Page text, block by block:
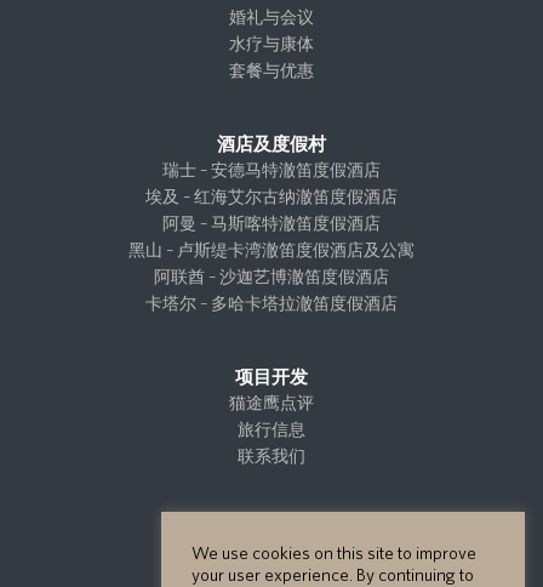
婚礼与会议
水疗与康体
套餐与优惠
酒店及度假村
瑞士 – 安德马特澈笛度假酒店
埃及 – 红海艾尔古纳澈笛度假酒店
阿曼 – 马斯喀特澈笛度假酒店
黑山 – 卢斯缇卡湾澈笛度假酒店及公寓
阿联酋 – 沙迦艺博澈笛度假酒店
卡塔尔 – 多哈卡塔拉澈笛度假酒店
项目开发
猫途鹰点评
旅行信息
联系我们
We use cookies on this site to improve
your user experience. By continuing to